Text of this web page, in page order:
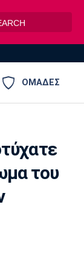
ΟΜΑΔΕΣ
ΠΑΟΚ
του